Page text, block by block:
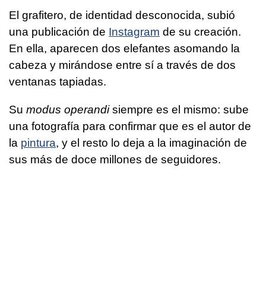
El grafitero, de identidad desconocida, subió
una publicación de Instagram de su creación.
En ella, aparecen dos elefantes asomando la
cabeza y mirándose entre sí a través de dos
ventanas tapiadas.
Su modus operandisiempre es el mismo: sube
una fotografía para confirmar que es el autor de
la pintura, y el resto lo deja a la imaginación de
sus más de doce millones de seguidores.